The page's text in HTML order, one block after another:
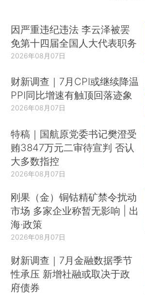
因严重违纪违法 李云泽被罢
免第十四届全国人大代表职务
2026年08月07日
财新调查｜7月CPI或继续降温
PPI同比增速有触顶回落迹象
2026年08月07日
特稿｜国航原党委书记樊澄受
贿3847万元二审待宣判 否认
大多数指控
2026年08月07日
刚果（金）铜钴精矿禁令扰动
市场 多家企业称暂无影响 | 出
海·政策
2026年08月07日
财新调查｜7月金融数据季节
性承压 新增社融或取决于政
府债券